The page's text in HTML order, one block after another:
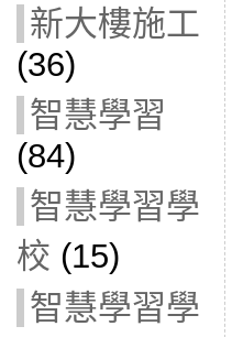
新大樓施工
(36)
智慧學習
(84)
智慧學習學
校 (15)
智慧學習學